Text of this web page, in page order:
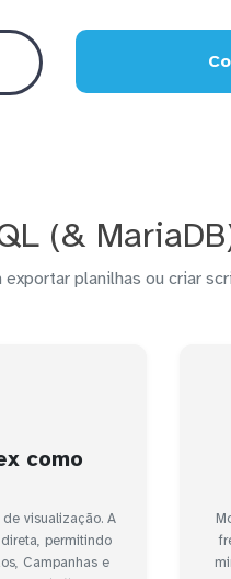
(&
planilhas ou criar
como
visualização. A
permitindo
Campanhas e